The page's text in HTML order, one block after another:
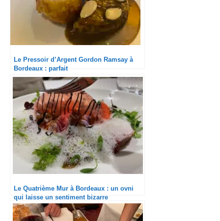
Le Pressoir d’Argent Gordon Ramsay à
Bordeaux : parfait
Le Quatrième Mur à Bordeaux : un ovni
qui laisse un sentiment bizarre